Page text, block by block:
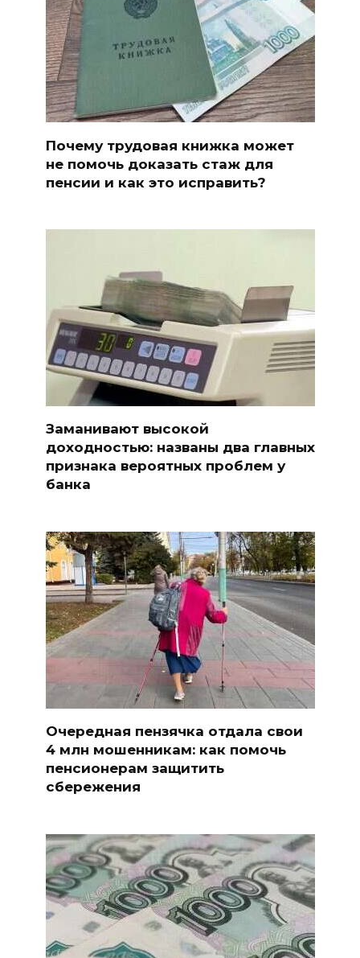
Почему трудовая книжка может
не помочь доказать стаж для
пенсии и как это исправить?
Заманивают высокой
доходностью: названы два главных
признака вероятных проблем у
банка
Очередная пензячка отдала свои
4 млн мошенникам: как помочь
пенсионерам защитить
сбережения